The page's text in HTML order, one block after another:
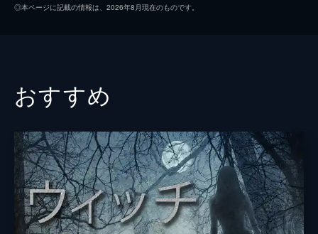
脚本
音楽 ウィル・ベイツ
製作 デヴィッド・バーナド
シドニー・スウィーニー
ジョナサン・ダヴィーノ
◎本ページに記載の情報は、2026年8月現在のものです。
おすすめ